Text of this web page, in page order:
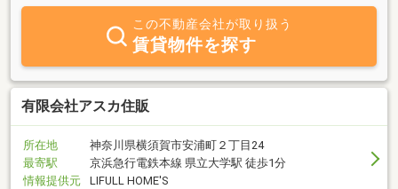
ご紹介します。また、不動産を売りたい、貸したいという方も是非
ご相談ください。無料にて売却価格査定・家賃査定を行います。資
金化をお急ぎの方には、当社にて買い取りもいたします。不動産に
関するご相談・お問い合せいつでもお気軽にご連絡ください。
この不動産会社が取り扱う
賃貸物件を探す
有限会社アスカ住販
所在地
神奈川県横須賀市安浦町２丁目24
最寄駅
京浜急行電鉄本線 県立大学駅 徒歩1分
情報提供元
LIFULL HOME'S